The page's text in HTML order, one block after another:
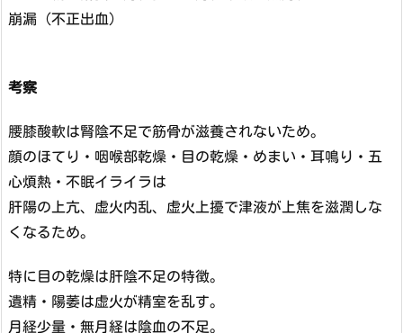
崩漏（不正出血）
考察
腰膝酸軟は腎陰不足で筋骨が滋養されないため。
顔のほてり・咽喉部乾燥・目の乾燥・めまい・耳鳴り・五
心煩熱・不眠イライラは
肝陽の上亢、虚火内乱、虚火上擾で津液が上焦を滋潤しな
くなるため。
特に目の乾燥は肝陰不足の特徴。
遺精・陽萎は虚火が精室を乱す。
月経少量・無月経は陰血の不足。